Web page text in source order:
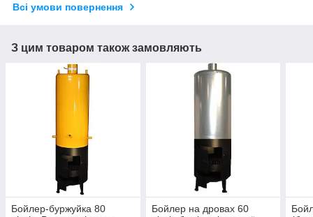
Всі умови повернення
З цим товаром також замовляють
Бойлер-буржуйка 80
Бойлер на дровах 60